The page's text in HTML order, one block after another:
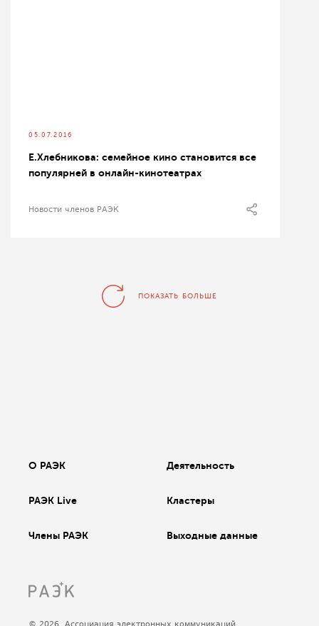
05.07.2016
Е.Хлебникова: семейное кино становится все
популярней в онлайн-кинотеатрах
Новости членов РАЭК
ПОКАЗАТЬ БОЛЬШЕ
О РАЭК Деятельность
РАЭК Live Кластеры
Члены РАЭК Выходные данные